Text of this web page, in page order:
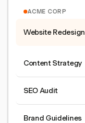
ACME CORP
Website Redesign
Content Strategy
SEO Audit
Brand Guidelines